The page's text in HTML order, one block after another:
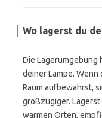
Wo lagerst du
Die Lagerumgebung
deiner Lampe.
Raum aufbewahrst,
großzügiger.
warmen Orten,